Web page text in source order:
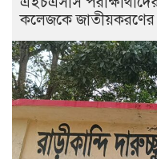
কলেজকে জাতীয়করণের